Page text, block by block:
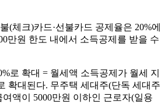
(체크)카드·선불카드 공제율은 20%에
만원 한도 내에서 소득공제를 받을 수
로 확대 = 월세액 소득공제가 월세 지
확대된다. 무주택 세대주(단독 세대주
액이 5000만원 이하인 근로자(일용